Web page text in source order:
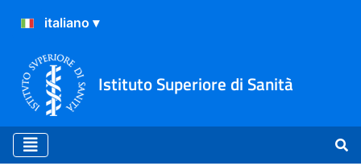
Istituto Superiore di Sanità